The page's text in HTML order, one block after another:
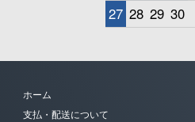
27 28 29 30
ホーム
支払・配送について